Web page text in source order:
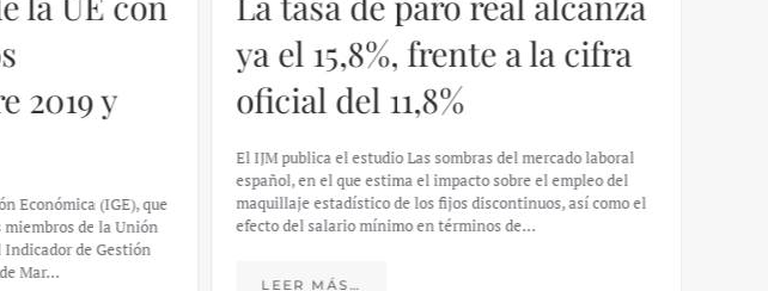
2019 y
Económica (IGE), que
miembros de la Unión
de Gestión
Mar…
ya el 15,8%, frente a la cifra
oficial del 11,8%
El IJM publica el estudio Las sombras del mercado laboral
español, en el que estima el impacto sobre el empleo del
maquillaje estadístico de los fijos discontinuos, así como el
efecto del salario mínimo en términos de…
LEER MÁS…